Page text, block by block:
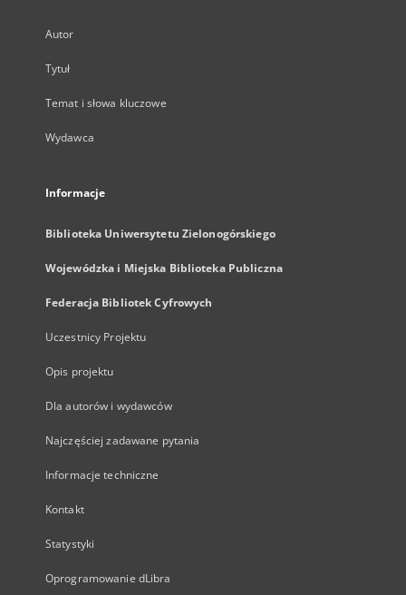
Autor
Tytuł
Temat i słowa kluczowe
Wydawca
Informacje
Biblioteka Uniwersytetu Zielonogórskiego
Wojewódzka i Miejska Biblioteka Publiczna
Federacja Bibliotek Cyfrowych
Uczestnicy Projektu
Opis projektu
Dla autorów i wydawców
Najczęściej zadawane pytania
Informacje techniczne
Kontakt
Statystyki
Oprogramowanie dLibra